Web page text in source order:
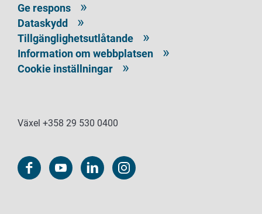
Ge respons
Dataskydd
Tillgänglighetsutlåtande
Information om webbplatsen
Cookie inställningar
Växel +358 29 530 0400